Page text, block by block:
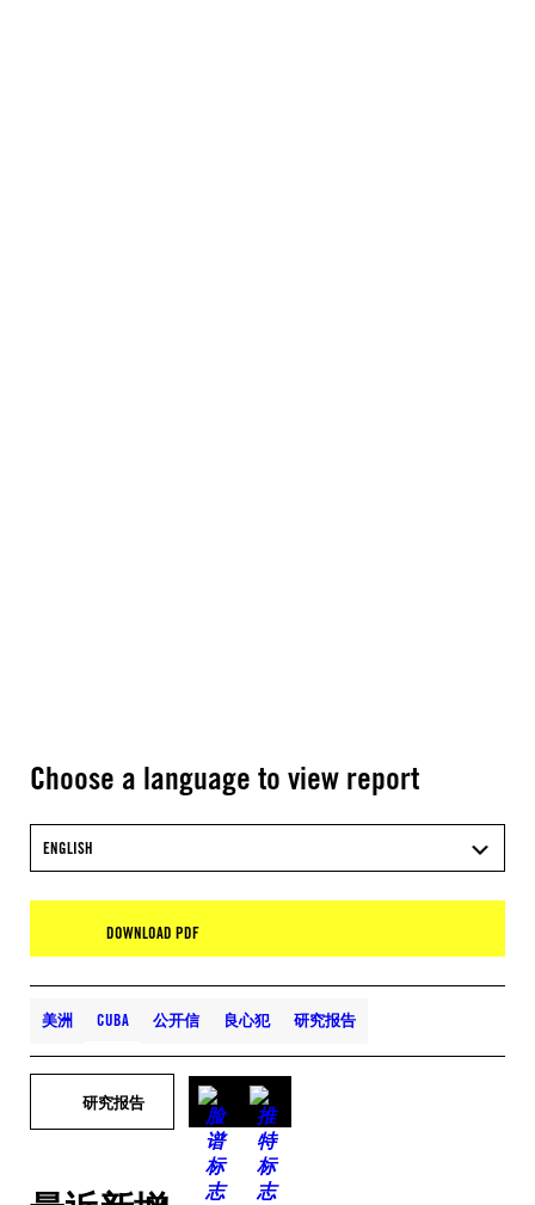
Choose a language to view report
ENGLISH
DOWNLOAD PDF
美洲 CUBA 公开信 良心犯 研究报告
研究报告